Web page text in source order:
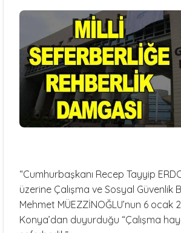
“Cumhurbaşkanı Recep Tayyip
üzerine Çalışma ve Sosyal Güvenlik
Mehmet MÜEZZİNOĞLU’nun 6 ocak
Konya’dan duyurduğu “Çalışma